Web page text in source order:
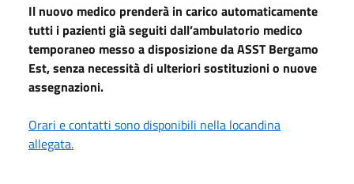
Il nuovo medico prenderà in carico automaticamente
tutti i pazienti già seguiti dall’ambulatorio medico
temporaneo messo a disposizione da ASST Bergamo
Est, senza necessità di ulteriori sostituzioni o nuove
assegnazioni.
Orari e contatti sono disponibili nella locandina
allegata.